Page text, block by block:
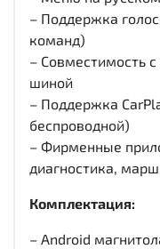
– Поддержка
команд)
– Совместимость
шиной
– Поддержка
беспроводной)
– Фирменные
диагностика,
Комплектация:
– Android